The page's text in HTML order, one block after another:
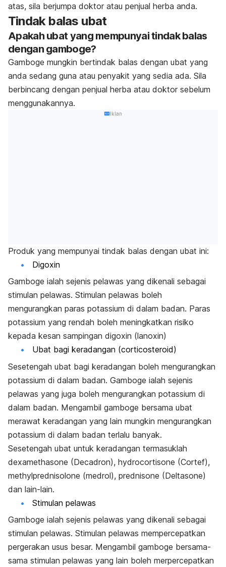
atas, sila berjumpa doktor atau penjual herba anda.
Tindak balas ubat
Apakah ubat yang mempunyai tindak balas
dengan gamboge?
Gamboge mungkin bertindak balas dengan ubat yang
anda sedang guna atau penyakit yang sedia ada. Sila
berbincang dengan penjual herba atau doktor sebelum
menggunakannya.
Iklan
Produk yang mempunyai tindak balas dengan ubat ini:
Digoxin
Gamboge ialah sejenis pelawas yang dikenali sebagai
stimulan pelawas. Stimulan pelawas boleh
mengurangkan paras potassium di dalam badan. Paras
potassium yang rendah boleh meningkatkan risiko
kepada kesan sampingan digoxin (lanoxin)
Ubat bagi keradangan (corticosteroid)
Sesetengah ubat bagi keradangan boleh mengurangkan
potassium di dalam badan. Gamboge ialah sejenis
pelawas yang juga boleh mengurangkan potassium di
dalam badan. Mengambil gamboge bersama ubat
merawat keradangan yang lain mungkin mengurangkan
potassium di dalam badan terlalu banyak.
Sesetengah ubat untuk keradangan termasuklah
dexamethasone (Decadron), hydrocortisone (Cortef),
methylprednisolone (medrol), prednisone (Deltasone)
dan lain-lain.
Stimulan pelawas
Gamboge ialah sejenis pelawas yang dikenali sebagai
stimulan pelawas. Stimulan pelawas mempercepatkan
pergerakan usus besar. Mengambil gamboge bersama-
sama stimulan pelawas yang lain boleh merpercepatkan